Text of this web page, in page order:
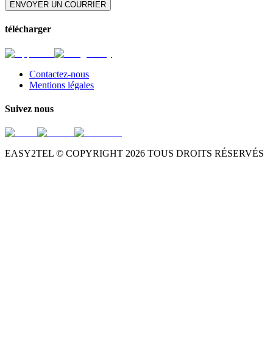
ENVOYER UN COURRIER
télécharger
Contactez-nous
Mentions légales
Suivez nous
EASY2TEL © COPYRIGHT 2026 TOUS DROITS RÉSERVÉS